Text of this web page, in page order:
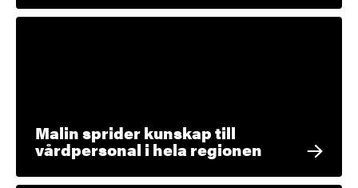
Malin sprider kunskap till
vårdpersonal i hela regionen